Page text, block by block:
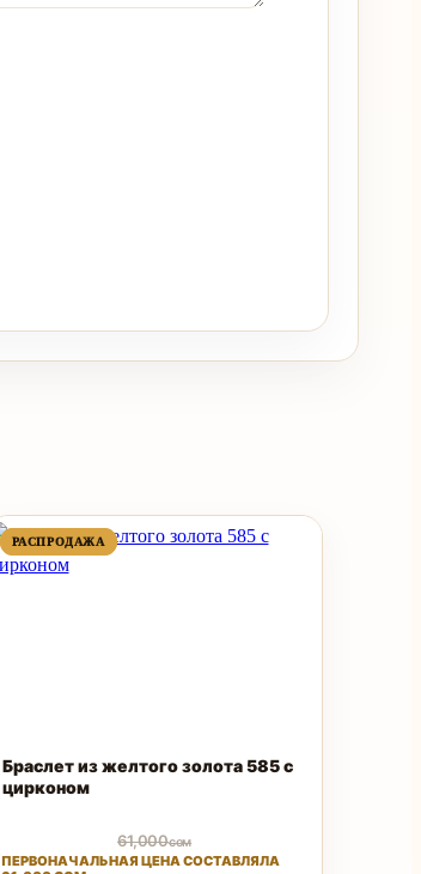
РАСПРОДАЖАПРОДАВАЕМЫЙ
ТОВАР
РАСПРОДАЖАПРОДАВАЕМЫЙ
ТОВАР
Браслет из желтого золота 585 с
цирконом
61,000сом
ПЕРВОНАЧАЛЬНАЯ ЦЕНА СОСТАВЛЯЛА